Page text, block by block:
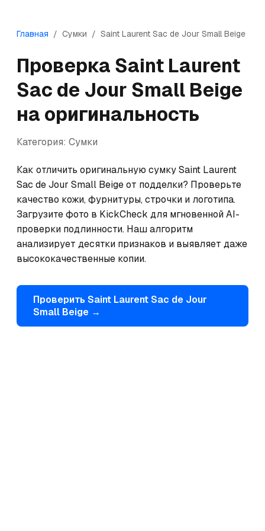
Главная / Сумки / Saint Laurent Sac de Jour Small Beige
Проверка Saint Laurent
Sac de Jour Small Beige
на оригинальность
Категория: Сумки
Как отличить оригинальную сумку Saint Laurent
Sac de Jour Small Beige от подделки? Проверьте
качество кожи, фурнитуры, строчки и логотипа.
Загрузите фото в KickCheck для мгновенной AI-
проверки подлинности. Наш алгоритм
анализирует десятки признаков и выявляет даже
высококачественные копии.
Проверить Saint LaurentSac de Jour
Small Beige →